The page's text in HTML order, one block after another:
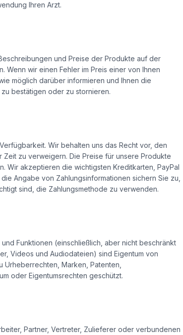
Ihren Arzt.
und Preise der Produkte auf der
Wenn wir einen Fehler im Preis einer von Ihnen
möglich darüber informieren und Ihnen die
bestätigen oder zu stornieren.
Wir behalten uns das Recht vor, den
zu verweigern. Die Preise für unsere Produkte
Wir akzeptieren die wichtigsten Kreditkarten, PayPal
Angabe von Zahlungsinformationen sichern Sie zu,
sind, die Zahlungsmethode zu verwenden.
Funktionen (einschließlich, aber nicht beschränkt
Videos und Audiodateien) sind Eigentum von
Urheberrechten, Marken, Patenten,
oder Eigentumsrechten geschützt.
Partner, Vertreter, Zulieferer oder verbundenen